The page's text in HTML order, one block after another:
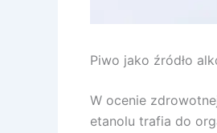
Piwo jako źródło
W ocenie
etanolu trafia do